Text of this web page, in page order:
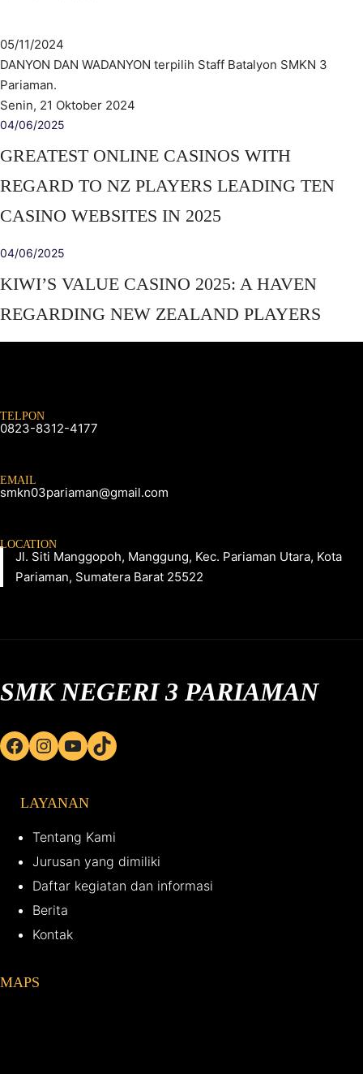
05/11/2024
DANYON DAN WADANYON terpilih Staff Batalyon SMKN 3
Pariaman.
Senin, 21 Oktober 2024
04/06/2025
GREATEST ONLINE CASINOS WITH
REGARD TO NZ PLAYERS LEADING TEN
CASINO WEBSITES IN 2025
04/06/2025
KIWI’S VALUE CASINO 2025: A HAVEN
REGARDING NEW ZEALAND PLAYERS
TELPON
0823-8312-4177
EMAIL
smkn03pariaman@gmail.com
LOCATION
Jl. Siti Manggopoh, Manggung, Kec. Pariaman Utara, Kota
Pariaman, Sumatera Barat 25522
SMK NEGERI 3 PARIAMAN
Facebook Instagram YouTube TikTok
LAYANAN
Tentang Kami
Jurusan yang dimiliki
Daftar kegiatan dan informasi
Berita
Kontak
MAPS